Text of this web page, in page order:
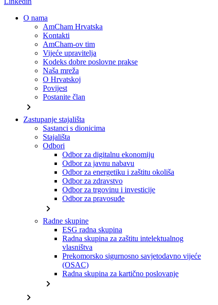
O nama
AmCham Hrvatska
Kontakti
AmCham-ov tim
Vijeće upravitelja
Kodeks dobre poslovne prakse
Naša mreža
O Hrvatskoj
Povijest
Postanite član
chevron_right
Zastupanje stajališta
Sastanci s dionicima
Stajališta
Odbori
Odbor za digitalnu ekonomiju
Odbor za javnu nabavu
Odbor za energetiku i zaštitu okoliša
Odbor za zdravstvo
Odbor za trgovinu i investicije
Odbor za pravosuđe
chevron_right
Radne skupine
ESG radna skupina
Radna skupina za zaštitu intelektualnog
vlasništva
Prekomorsko sigurnosno savjetodavno vijeće
(OSAC)
Radna skupina za kartično poslovanje
chevron_right
chevron_right